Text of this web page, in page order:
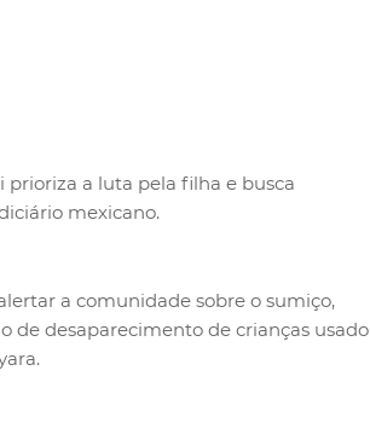
prioriza a luta pela filha e busca
mexicano.
a comunidade sobre o sumiço,
desaparecimento de crianças usado